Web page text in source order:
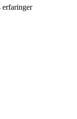
erfaringer